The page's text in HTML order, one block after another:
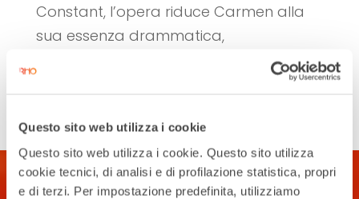
Questo sito web utilizza i cookie
Questo sito web utilizza i cookie. Questo sito utilizza
cookie tecnici, di analisi e di profilazione statistica, propri
e di terzi. Per impostazione predefinita, utilizziamo
Constant, l’opera riduce Carmen alla
sua essenza drammatica,